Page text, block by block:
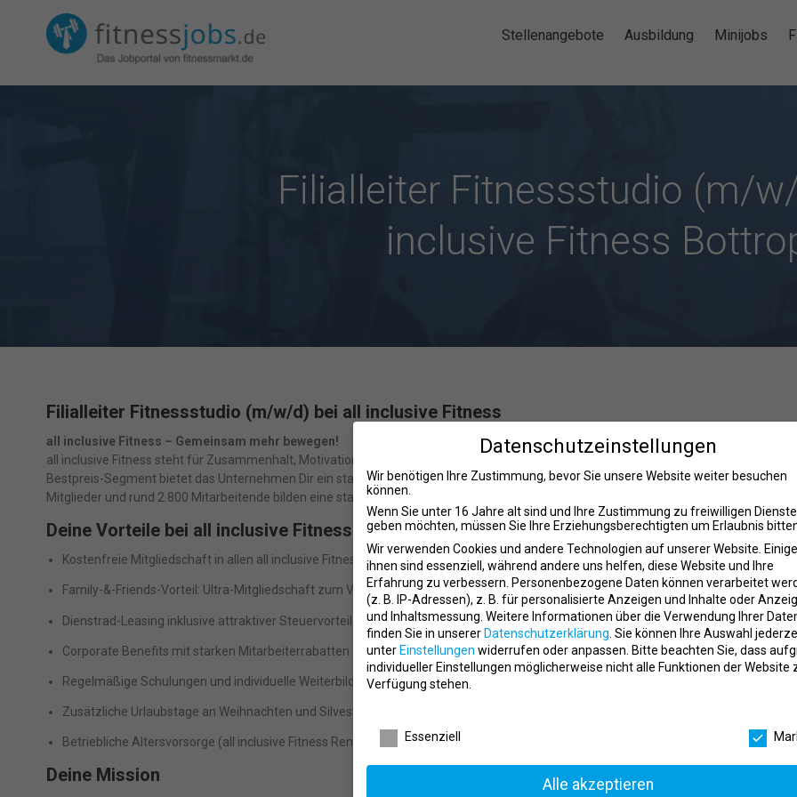
Stellenangebote Ausbildung Minijobs
Filialleiter Fitnessstudio (m/
inclusive Fitness
Filialleiter Fitnessstudio (m/w/d) bei all inclusive Fitness
all inclusive Fitness – Gemeinsam mehr bewegen!
all inclusive Fitness steht für Zusammenhalt, Motivation und nachhaltige Karrierewege. Als eine der größten Fitnessketten
Bestpreis-Segment bietet das Unternehmen Dir ein stabiles Umfeld mit echten Entwicklungschancen. Über 170 Studios, mehr als
Mitglieder und rund 2.800 Mitarbeitende bilden eine starke Community, in der Engagement geschätzt und persönliches Wachstum
Deine Vorteile bei all inclusive Fitness
Kostenfreie Mitgliedschaft in allen all inclusive Fitness Studios
Family-&-Friends-Vorteil: Ultra-Mitgliedschaft zum Verschenken
Dienstrad-Leasing inklusive attraktiver Steuervorteile
Corporate Benefits mit starken Mitarbeiterrabatten
Regelmäßige Schulungen und individuelle Weiterbildungsangebote
Zusätzliche Urlaubstage an Weihnachten und Silvester
Betriebliche Altersvorsorge (all inclusive Fitness Rente)
Deine Mission
Datenschutzeinstellungen
Wir benötigen Ihre Zustimmung, bevor Sie unsere Website weiter besuchen
können.
Wenn Sie unter 16 Jahre alt sind und Ihre Zustimmung zu freiwilligen
geben möchten, müssen Sie Ihre Erziehungsberechtigten um Erlaubnis
Wir verwenden Cookies und andere Technologien auf unserer Website.
ihnen sind essenziell, während andere uns helfen, diese Website und Ihre
Erfahrung zu verbessern. Personenbezogene Daten können verarbeitet
(z. B. IP-Adressen), z. B. für personalisierte Anzeigen und Inhalte oder
und Inhaltsmessung. Weitere Informationen über die Verwendung Ihrer
finden Sie in unserer Datenschutzerklärung Sie können Ihre Auswahl
unter Einstellungen widerrufen oder anpassen. Bitte beachten Sie, dass
individueller Einstellungen möglicherweise nicht alle Funktionen der Website
Verfügung stehen.
Essenziell
Alle akzeptieren